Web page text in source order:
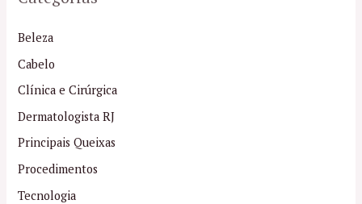
Beleza
Cabelo
Clínica e Cirúrgica
Dermatologista RJ
Principais Queixas
Procedimentos
Tecnologia